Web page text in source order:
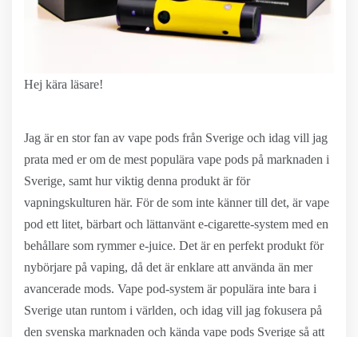
Hej kära läsare!
Jag är en stor fan av vape pods från Sverige och idag vill jag
prata med er om de mest populära vape pods på marknaden i
Sverige, samt hur viktig denna produkt är för
vapningskulturen här. För de som inte känner till det, är vape
pod ett litet, bärbart och lättanvänt e-cigarette-system med en
behållare som rymmer e-juice. Det är en perfekt produkt för
nybörjare på vaping, då det är enklare att använda än mer
avancerade mods. Vape pod-system är populära inte bara i
Sverige utan runtom i världen, och idag vill jag fokusera på
den svenska marknaden och kända vape pods Sverige så att